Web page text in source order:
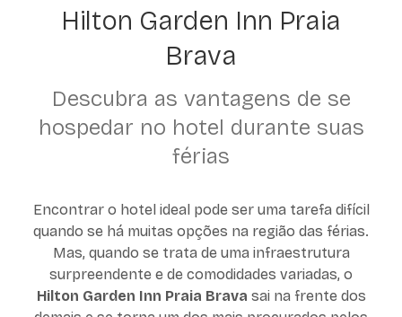
Hilton Garden Inn Praia
Brava
Descubra as vantagens de se
hospedar no hotel durante suas
férias
Encontrar o hotel ideal pode ser uma tarefa difícil
quando se há muitas opções na região das férias.
Mas, quando se trata de uma infraestrutura
surpreendente e de comodidades variadas, o
Hilton Garden Inn Praia Brava sai na frente dos